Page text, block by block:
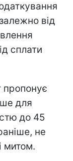
від
сплати
для
до 45
не
митом.